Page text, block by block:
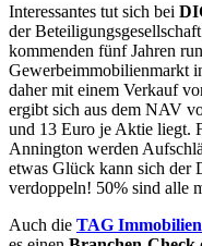
Interessantes tut sich bei
der
kommenden fünf Jahren
Gewerbeimmobilienmarkt
daher mit einem Verkauf
ergibt sich aus dem NAV
und 13 Euro je Aktie liegt.
Annington werden
etwas Glück kann sich der
verdoppeln! 50% sind alle
Auch die TAG Immobilien